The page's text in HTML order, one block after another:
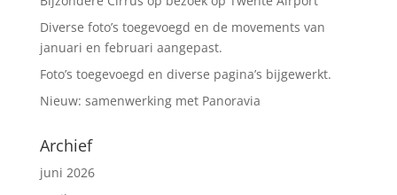
Diverse foto’s toegevoegd en de movements van
januari en februari aangepast.
Foto’s toegevoegd en diverse pagina’s bijgewerkt.
Nieuw: samenwerking met Panoravia
Archief
juni 2026